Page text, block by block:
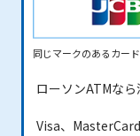
同じマークのあるカー
ローソンATMな
Visa、